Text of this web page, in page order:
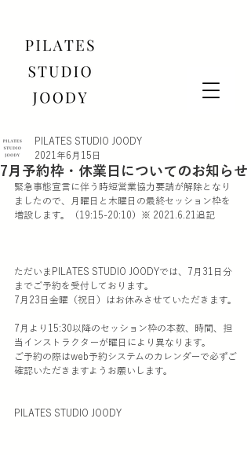
7月予約枠・休業日についてのお知らせ
PILATES STUDIO JOODY
2021年6月15日
緊急事態宣言に伴う時短営業協力要請が解除となり
ましたので、月曜日と木曜日の最終セッション枠を
増設します。（19:15-20:10）※ 2021.6.21追記
ただいまPILATES STUDIO JOODYでは、7月31日分
までご予約を受付しております。
7月23日金曜（祝日）はお休みさせていただきます。
7月より15:30以降のセッション枠の本数、時間、担
当インストラクターが曜日により異なります。
ご予約の際はweb予約システムのカレンダーで必ずご
確認いただきますようお願いします。
PILATES STUDIO JOODY